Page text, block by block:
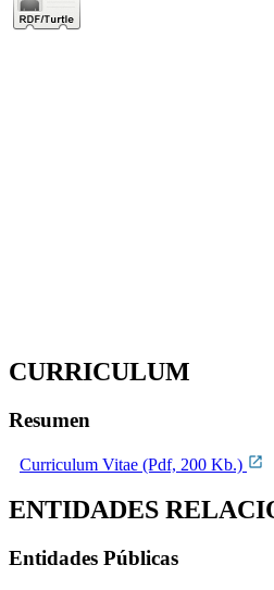
CURRICULUM
Resumen
Curriculum Vitae (Pdf, 200 Kb.)
ENTIDADES
Entidades Públicas